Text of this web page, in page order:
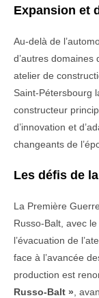
Expansion et
Au-delà de
d’autres domaines
atelier de
Saint-Pétersbourg
constructeur
d’innovation et
changeants de
Les défis de
La Première
Russo-Balt, avec
l’évacuation de
face à l’avancée
production est
Russo-Balt » ,